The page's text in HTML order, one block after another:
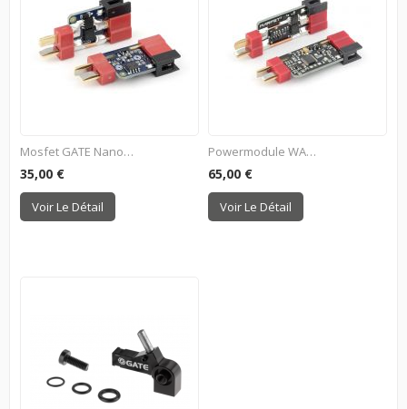
Mosfet GATE NanoAAB
35,00 €
Voir Le Détail
Powermodule WARFET
65,00 €
Voir Le Détail